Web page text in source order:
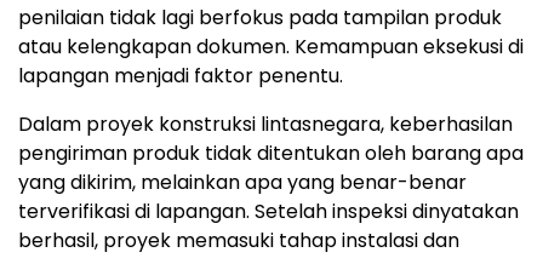
penilaian tidak lagi berfokus pada tampilan produk
atau kelengkapan dokumen. Kemampuan eksekusi di
lapangan menjadi faktor penentu.
Dalam proyek konstruksi lintasnegara, keberhasilan
pengiriman produk tidak ditentukan oleh barang apa
yang dikirim, melainkan apa yang benar-benar
terverifikasi di lapangan. Setelah inspeksi dinyatakan
berhasil, proyek memasuki tahap instalasi dan